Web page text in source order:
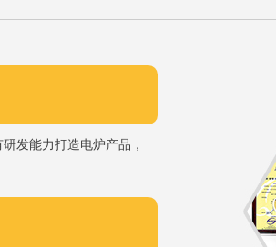
发能力打造电炉产品，